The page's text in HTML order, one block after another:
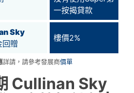
一按揭貸款
Sky
回贈
樓價2%
詳請，請參考發展商價單
Cullinan Sky